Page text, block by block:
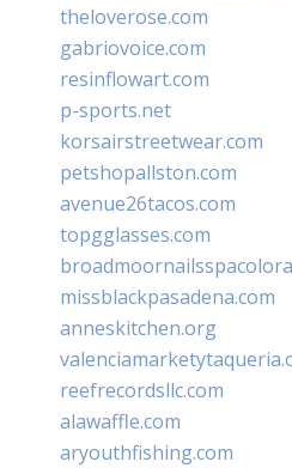
theloverose.com
gabriovoice.com
resinflowart.com
p-sports.net
korsairstreetwear.com
petshopallston.com
avenue26tacos.com
topgglasses.com
missblackpasadena.com
anneskitchen.org
reefrecordsllc.com
alawaffle.com
aryouthfishing.com